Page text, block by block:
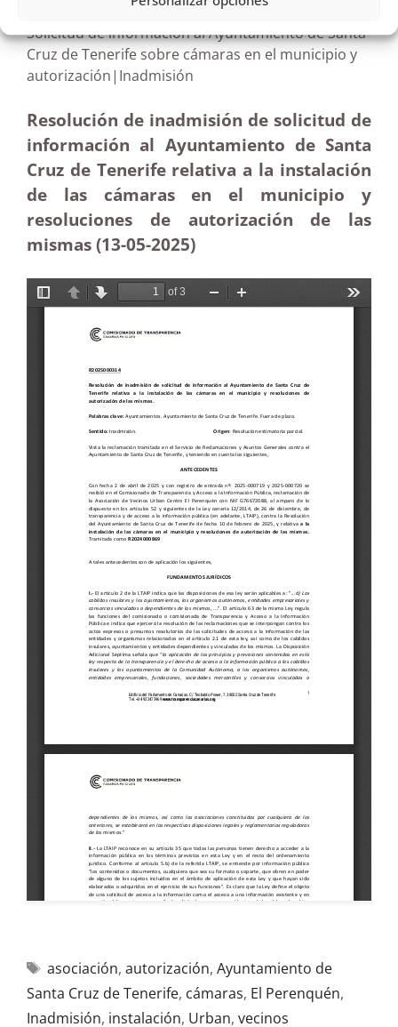
Solicitud de información al Ayuntamiento de Santa
Cruz de Tenerife sobre cámaras en el municipio y
autorización|Inadmisión
Resolución de inadmisión de solicitud de
información al Ayuntamiento de Santa
Cruz de Tenerife relativa a la instalación
de las cámaras en el municipio y
resoluciones de autorización de las
mismas (13-05-2025)
asociación, autorización, Ayuntamiento de
Santa Cruz de Tenerife, cámaras, El Perenquén,
Inadmisión, instalación, Urban, vecinos